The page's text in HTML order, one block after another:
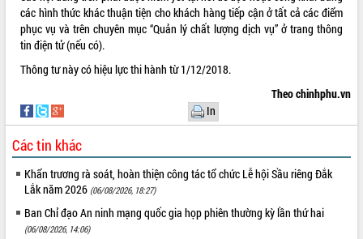
Hội nghị UBND tỉnh Đắk Lắk thường kỳ
tháng 7/2026
Lễ truy tặng danh hiệu “Bà Mẹ Việt
Nam Anh hùng” và trao Huân chương
Lao động
UBND tỉnh Đắk Lắk triển khai nhiệm
vụ 6 tháng cuối năm 2026
các hình thức khác thuận tiện cho khách hàng tiếp cận ở tất cả các điểm
phục vụ và trên chuyên mục “Quản lý chất lượng dịch vụ” ở trang thông
tin điện tử (nếu có).
Thông tư này có hiệu lực thi hành từ 1/12/2018.
Theo chinhphu.vn
In
Các tin khác
Khẩn trương rà soát, hoàn thiện công tác tổ chức Lễ hội Sầu riêng Đắk
Lắk năm 2026 (06/08/2026, 18:27)
Ban Chỉ đạo An ninh mạng quốc gia họp phiên thường kỳ lần thứ hai
(06/08/2026, 14:06)